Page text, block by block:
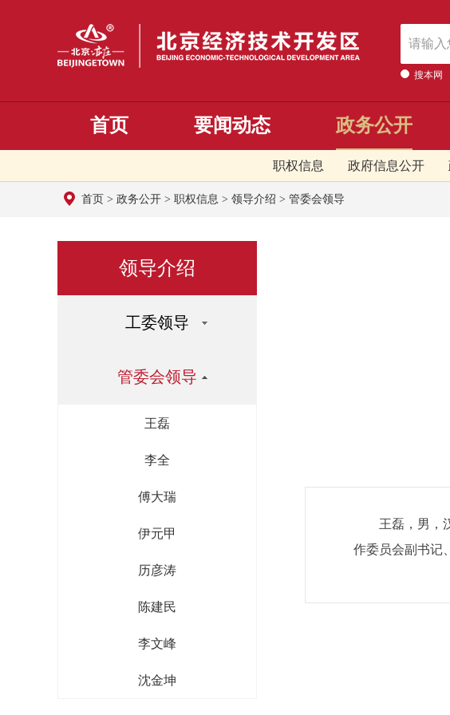
搜本网
首页 要闻动态 政务公开
职权信息 政府信息公开
首页 > 政务公开 > 职权信息 > 领导介绍 > 管委会领导
领导介绍
工委领导
管委会领导
王磊
李全
傅大瑞
伊元甲
历彦涛
陈建民
李文峰
沈金坤
王磊，男，
作委员会副书记